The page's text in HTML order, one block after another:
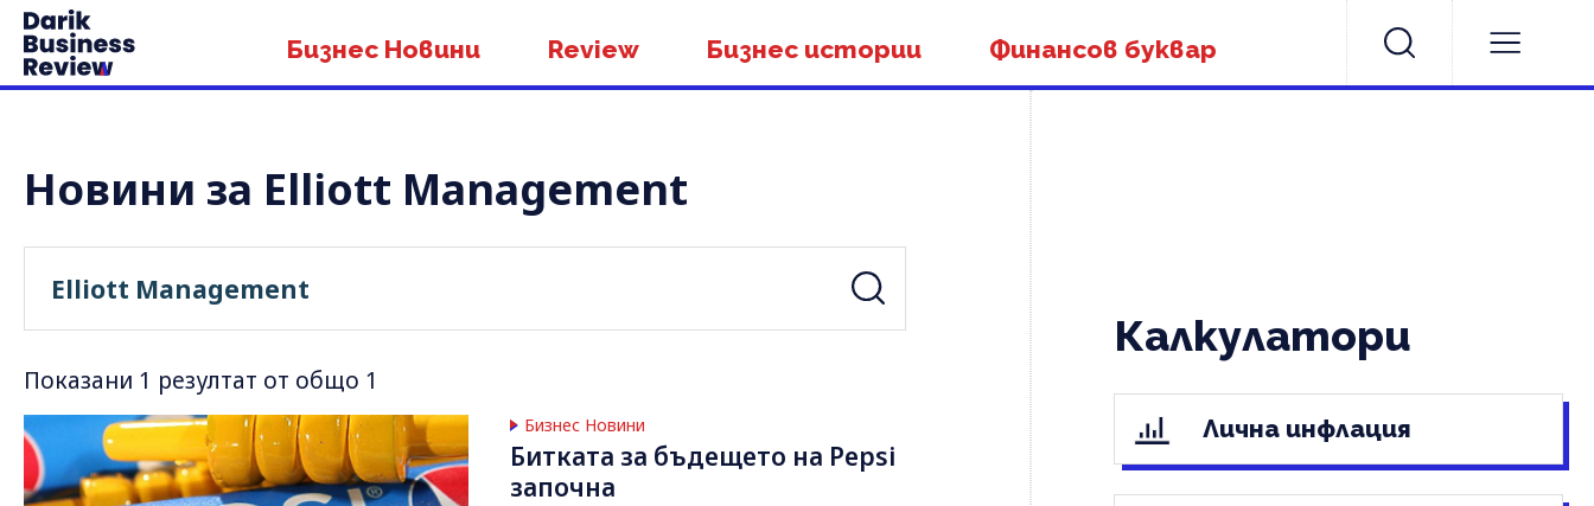
Бизнес Новини Review Бизнес истории Финансов буквар
Новини за Elliott Management
Показани 1 резултат от общо 1
Бизнес Новини
Битката за бъдещето на Pepsi
започна
Калкулатори
Лична инфлация